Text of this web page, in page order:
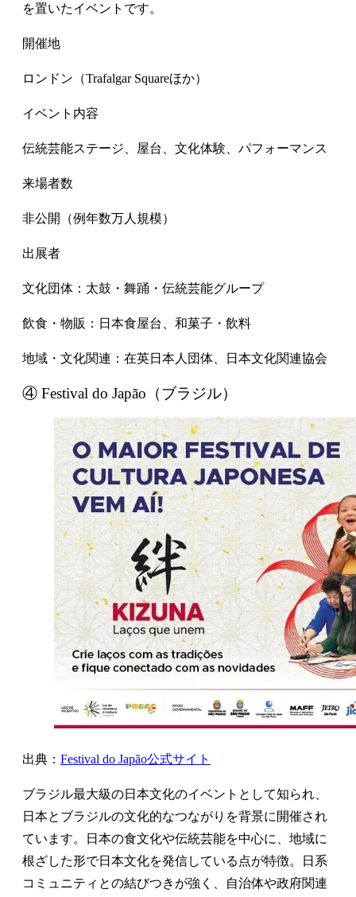
を置いたイベントです。
開催地
ロンドン（Trafalgar Squareほか）
イベント内容
伝統芸能ステージ、屋台、文化体験、パフォーマンス
来場者数
非公開（例年数万人規模）
出展者
文化団体：太鼓・舞踊・伝統芸能グループ
飲食・物販：日本食屋台、和菓子・飲料
地域・文化関連：在英日本人団体、日本文化関連協会
④ Festival do Japão（ブラジル）
出典： Festival do Japão公式サイト
ブラジル最大級の日本文化のイベントとして知られ、
日本とブラジルの文化的なつながりを背景に開催され
ています。日本の食文化や伝統芸能を中心に、地域に
根ざした形で日本文化を発信している点が特徴。日系
コミュニティとの結びつきが強く、自治体や政府関連